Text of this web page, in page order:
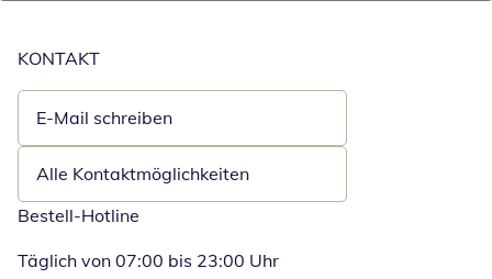
KONTAKT
E-Mail schreiben
Öffnet E-Mail-Client
Alle Kontaktmöglichkeiten
Bestell-Hotline
Täglich von 07:00 bis 23:00 Uhr